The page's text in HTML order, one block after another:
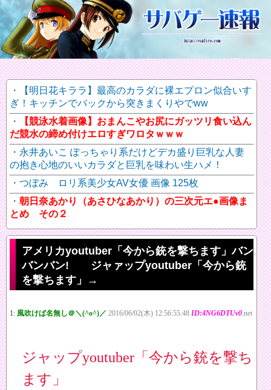
【明日花キララ】最高のカラダに裸エプロン似合いす
ぎ！キッチンでバックから突きまくりやでww
【競泳水着画像】おまんこやお尻にガッツリ食い込ん
だ競水の締め付けエロすぎワロタｗｗｗ
永井あいこ ぽっちゃり系だけどデカ盛り巨乳な人妻
の抱き心地のいいカラダと巨乳を味わい生ハメ！
つぼみ ロリ系美少女AV女優 画像 125枚
朝日奈あかり（あさひなあかり）の三次元エ●画像ま
とめ その２
アメリカyoutuber「今から銃を撃ちます」バン
バンバン! ジャァップyoutuber「今から銃
を撃ちます」→
1: 風吹けば名無し＠＼(^o^)／ 2016/06/02(木) 12:56:55.48 ID:4NG6DTUv0.net
ジャップyoutuber「今から銃を撃ち
ます」